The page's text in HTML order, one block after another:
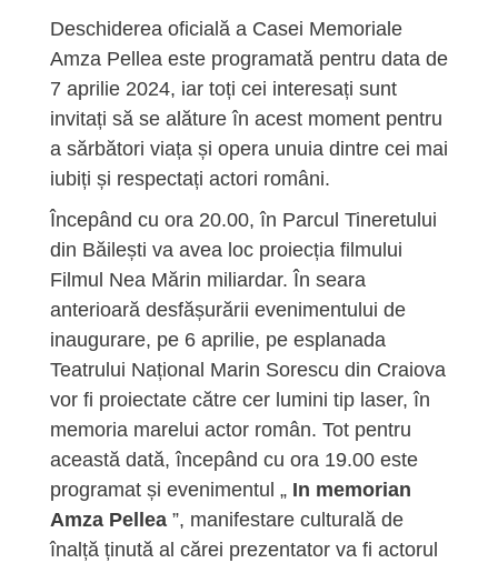
Deschiderea oficială a Casei Memoriale
Amza Pellea este programată pentru data de
7 aprilie 2024, iar toți cei interesați sunt
invitați să se alăture în acest moment pentru
a sărbători viața și opera unuia dintre cei mai
iubiți și respectați actori români.
Începând cu ora 20.00, în Parcul Tineretului
din Băilești va avea loc proiecția filmului
Filmul Nea Mărin miliardar. În seara
anterioară desfășurării evenimentului de
inaugurare, pe 6 aprilie, pe esplanada
Teatrului Național Marin Sorescu din Craiova
vor fi proiectate către cer lumini tip laser, în
memoria marelui actor român. Tot pentru
această dată, începând cu ora 19.00 este
programat și evenimentul „ In memorian
Amza Pellea ”, manifestare culturală de
înalță ținută al cărei prezentator va fi actorul